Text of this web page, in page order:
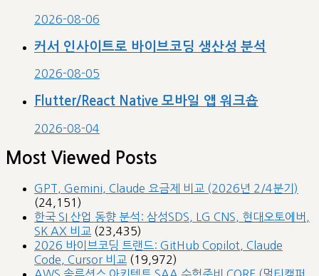
2026-08-06
커서 인사이트로 바이브코딩 생산성 분석
2026-08-05
Flutter/React Native 모바일 앱 워크숍
2026-08-04
Most Viewed Posts
GPT, Gemini, Claude 요금제 비교 (2026년 2/4분기)
(24,151)
한국 SI 산업 동향 분석: 삼성SDS, LG CNS, 현대오토에버,
SK AX 비교 (23,435)
2026 바이브코딩 트랜드: GitHub Copilot, Claude
Code, Cursor 비교 (19,972)
AWS 솔루션스 아키텍트 SAA 수험준비 CORE (멀티캠퍼